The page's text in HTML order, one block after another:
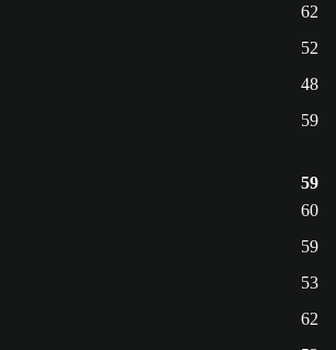
62
52
48
59
59
60
59
53
62